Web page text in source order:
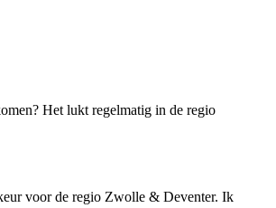
Het lukt regelmatig in de regio
voor de regio Zwolle & Deventer. Ik